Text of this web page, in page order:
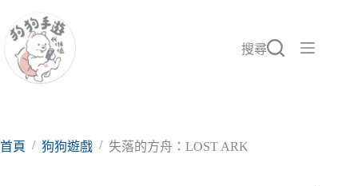
至
要
搜尋
首頁 / 狗狗遊戲 / 失落的方舟：LOST ARK